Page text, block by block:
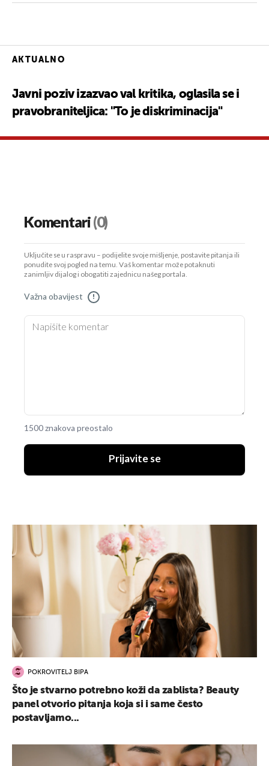
AKTUALNO
Javni poziv izazvao val kritika, oglasila se i
pravobraniteljica: "To je diskriminacija"
Komentari(0)
Uključite se u raspravu – podijelite svoje mišljenje, postavite pitanja ili
ponudite svoj pogled na temu. Vaš komentar može potaknuti
zanimljiv dijalog i obogatiti zajednicu našeg portala.
Važna obavijest !
1500 znakova preostalo
Prijavite se
POKROVITELJ BIPA
Što je stvarno potrebno koži da zablista? Beauty
panel otvorio pitanja koja si i same često
postavljamo...